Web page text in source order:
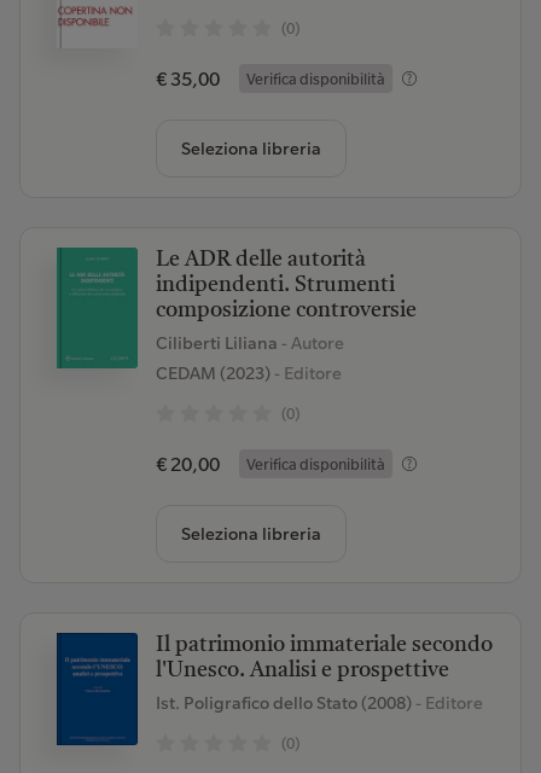
(0)
€ 35,00 Verifica disponibilità
Seleziona libreria
Le ADR delle autorità
indipendenti. Strumenti
composizione controversie
Ciliberti Liliana - Autore
CEDAM (2023)- Editore
(0)
€ 20,00 Verifica disponibilità
Seleziona libreria
Il patrimonio immateriale secondo
l'Unesco. Analisi e prospettive
Ist. Poligrafico dello Stato (2008)- Editore
(0)